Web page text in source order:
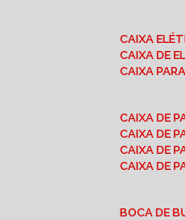
CAIXA
CAIXA DE
CAIXA
CAIXA DE
CAIXA DE
CAIXA DE
CAIXA DE
BOCA DE